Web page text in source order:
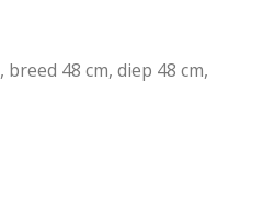
48 cm, diep 48 cm,